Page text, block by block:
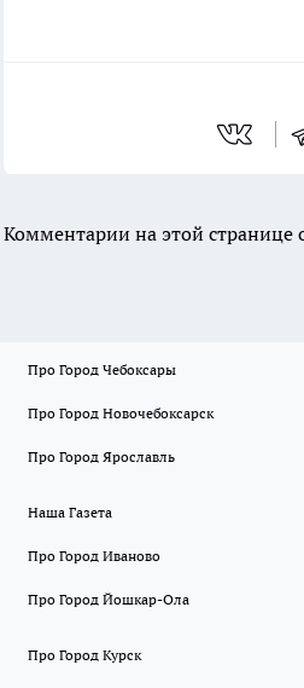
Комментарии на этой странице
Про Город Чебоксары
Про Город Новочебоксарск
Про Город Ярославль
Наша Газета
Про Город Иваново
Про Город Йошкар-Ола
Про Город Курск